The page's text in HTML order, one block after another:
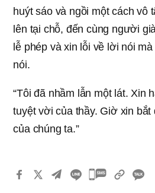
huýt sáo và ngồi một cách vô
lên tại chỗ, đến cùng người
lễ phép và xin lỗi về lời nói
nói.
“Tôi đã nhầm lẫn một lát. Xin
tuyệt vời của thầy. Giờ xin bắt
của chúng ta.”
카